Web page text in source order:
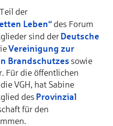
der
Leben“ des Forum
sind derDeutsche
Vereinigung zur
Brandschutzes sowie
Für die öffentlichen
VGH, hat Sabine
desProvinzial
für den